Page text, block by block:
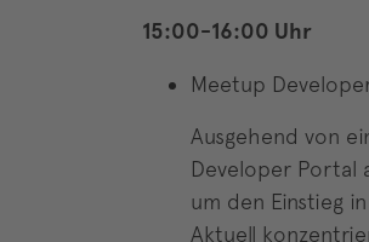
15:00-16:00 Uhr
Meetup
Ausgehend von
Developer Portal
um den Einstieg
Aktuell